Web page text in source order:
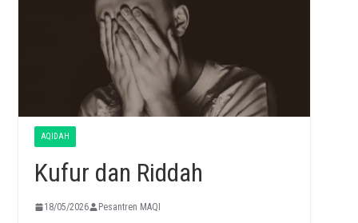
AQIDAH
Kufur dan Riddah
18/05/2026 Pesantren MAQI